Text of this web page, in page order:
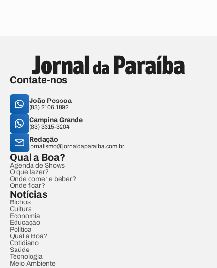
Contate-nos
João Pessoa
(83) 2106.1892
Campina Grande
(83) 3315-3204
Redação
jornalismo@jornaldaparaiba.com.br
Qual a Boa?
Agenda de Shows
O que fazer?
Onde comer e beber?
Onde ficar?
Notícias
Bichos
Cultura
Economia
Educação
Política
Qual a Boa?
Cotidiano
Saúde
Tecnologia
Meio Ambiente